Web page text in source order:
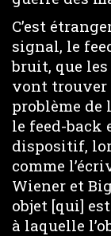
C’est
signal, le
bruit, que
vont trouver
problème de
le feed-back
dispositif,
comme
Wiener et
objet [qui]
à laquelle